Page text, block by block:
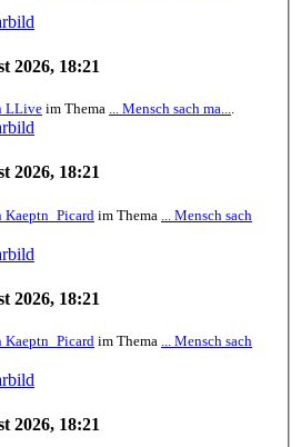
2026, 18:21
LLive im Thema ... Mensch sach ma....
2026, 18:21
Kaeptn_Picard im Thema
... Mensch sach
2026, 18:21
Kaeptn_Picard im Thema ... Mensch sach
2026, 18:21